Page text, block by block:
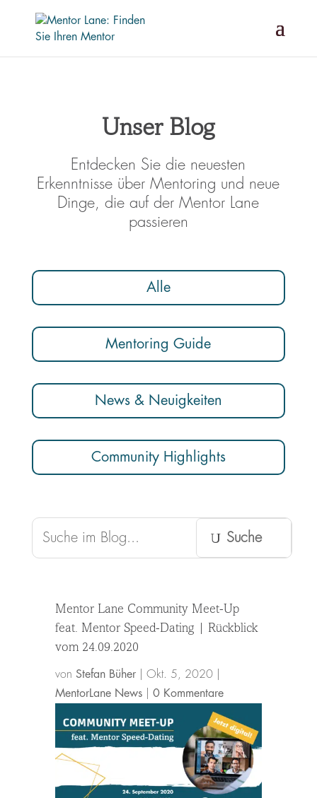
Unser Blog
Entdecken Sie die neuesten
Erkenntnisse über Mentoring und neue
Dinge, die auf der Mentor Lane
passieren
Alle
Mentoring Guide
News & Neuigkeiten
Community Highlights
Mentor Lane Community Meet-Up
feat. Mentor Speed-Dating | Rückblick
vom 24.09.2020
vonStefan Büher |Okt. 5, 2020
MentorLane News |0 Kommentare